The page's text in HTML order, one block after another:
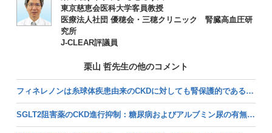
東京慈恵会医科大学客員教授
医療法人社団 優穂会・三穂クリニック 腎臓高血圧研
究所
J-CLEAR評議員
栗山 哲先生の他のコメント
フィネレノンは糸球体疾患由来のCKDに対しても腎保護的である可能性がある（解説：栗山哲氏） (2026/08/04掲載)
SGLT2阻害薬のCKD進行抑制：糖尿病およびアルブミン尿の有無にかかわらず得られる絶対的ベネフィット／JAMA（解説：栗山哲氏） (2026/01/05掲載)